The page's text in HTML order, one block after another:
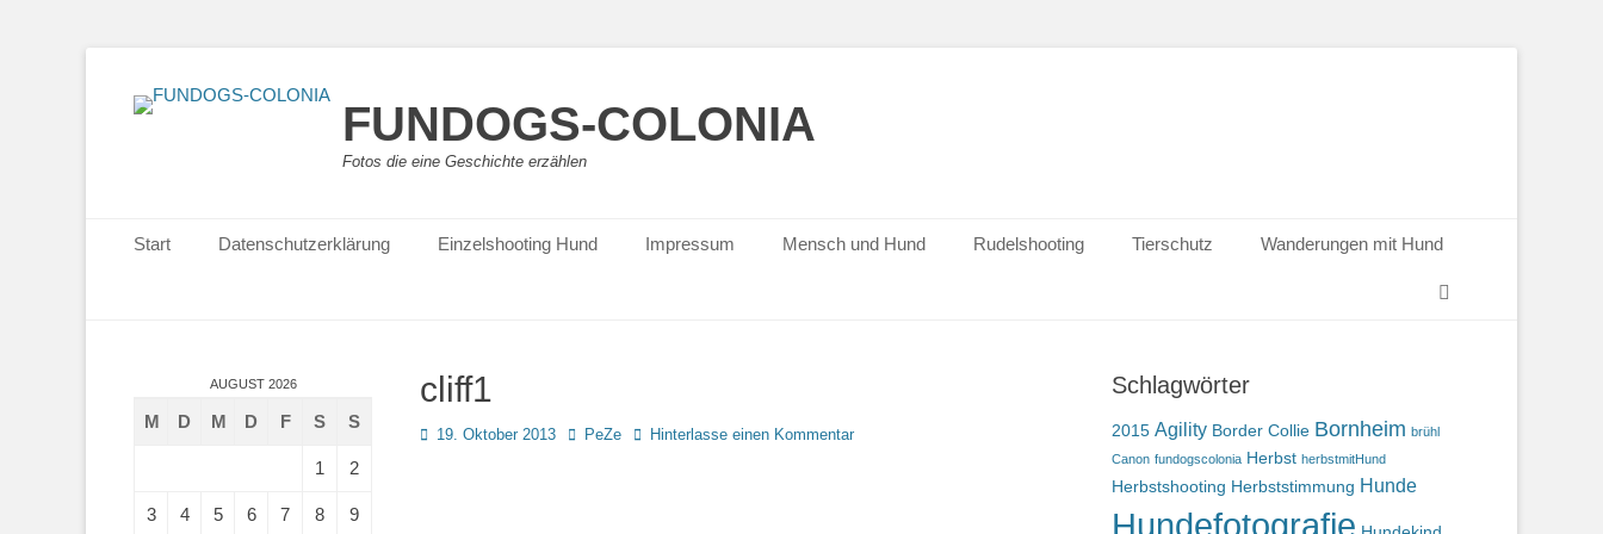
FUNDOGS-COLONIA
Fotos die eine Geschichte erzählen
Primäres Menü
Inhalt
Start Datenschutzerklärung Einzelshooting Hund Impressum Mensch und Hund Rudelshooting Tierschutz
Wanderungen mit Hund
cliff1
Posted
19. Oktober 2013 AutorPeZe Hinterlasse einen Kommentar
Schlagwörter
2015 Agility Border Collie Bornheim brühl
Canon fundogscolonia Herbst herbstmitHund
Herbstshooting Herbststimmung Hunde
Hundefotografie
AUGUST 2026
M D M D F S S
1 2
3 4 5 6 7 8 9